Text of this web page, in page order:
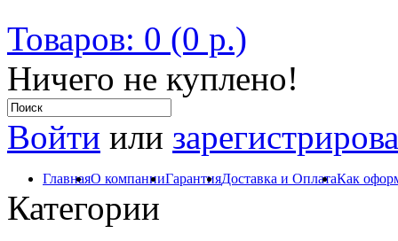
Товаров: 0 (0 р.)
Ничего не куплено!
Войти или
ГлавнаяО компанииГарантияДоставка и ОплатаКак
Категории